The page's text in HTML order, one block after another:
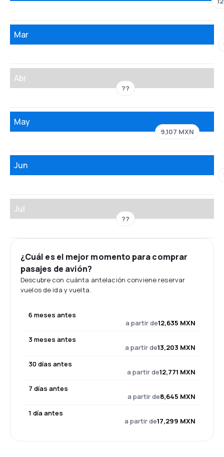
Mar
Abr
??
May
9,107 MXN
Jun
Jul
??
¿Cuál es el mejor momento para comprar
pasajes de avión?
Descubre con cuánta antelación conviene reservar
vuelos de ida y vuelta.
6 meses antes
a partir de12,635 MXN
3 meses antes
a partir de13,203 MXN
30 días antes
a partir de12,771 MXN
7 días antes
a partir de8,645 MXN
1 día antes
a partir de17,299 MXN